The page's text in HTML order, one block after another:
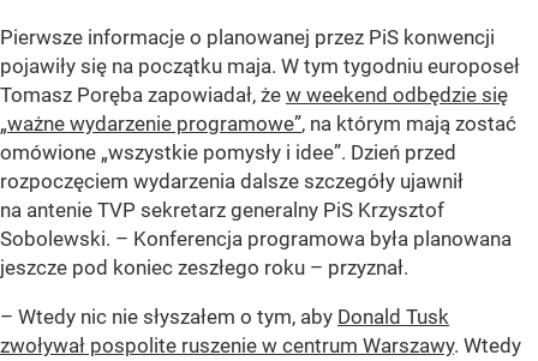
Pierwsze informacje o planowanej przez PiS konwencji
pojawiły się na początku maja. W tym tygodniu europoseł
Tomasz Poręba zapowiadał, że w weekend odbędzie się
„ważne wydarzenie programowe”, na którym mają zostać
omówione „wszystkie pomysły i idee”. Dzień przed
rozpoczęciem wydarzenia dalsze szczegóły ujawnił
na antenie TVP sekretarz generalny PiS Krzysztof
Sobolewski. – Konferencja programowa była planowana
jeszcze pod koniec zeszłego roku – przyznał.
– Wtedy nic nie słyszałem o tym, aby Donald Tusk
zwoływał pospolite ruszenie w centrum Warszawy. Wtedy